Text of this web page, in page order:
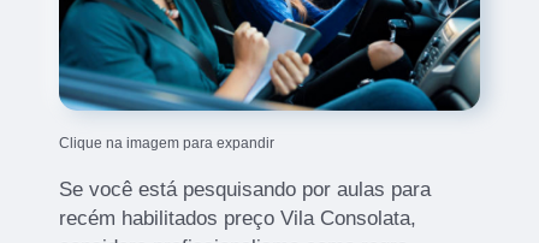
Clique na imagem para expandir
Se você está pesquisando por aulas para
recém habilitados preço Vila Consolata,